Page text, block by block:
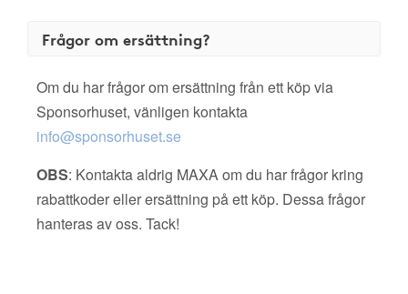
Frågor om ersättning?
Om du har frågor om ersättning från ett köp via
Sponsorhuset, vänligen kontakta
info@sponsorhuset.se
OBS: Kontakta aldrig MAXA om du har frågor kring
rabattkoder eller ersättning på ett köp. Dessa frågor
hanteras av oss. Tack!